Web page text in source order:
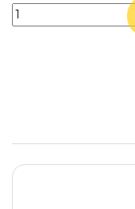
Karma 康揚 鋁合金手